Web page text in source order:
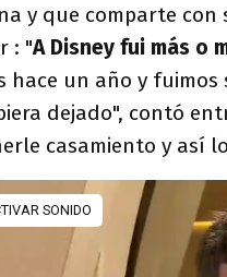
y que comparte
: "A Disney fui más o
hace un año y
dejado", contó
casamiento y así